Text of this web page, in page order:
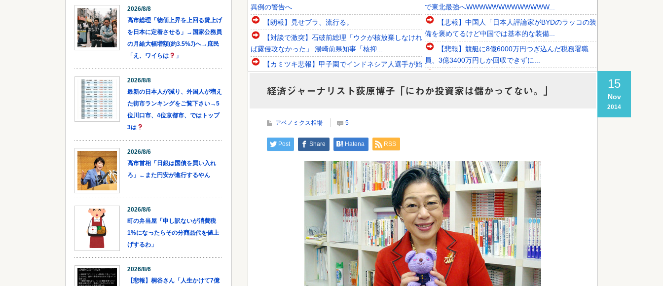
Powered by livedoor 相互RSS
異例の警告へ
【朗報】見せブラ、流行る。
【対談で激突】石破前総理「ウクが核放棄しなけれ
ば露侵攻なかった」 湯崎前県知事「核抑...
【カミツキ悲報】甲子園でインドネシア人選手が始
【画像】森高千里（18）「私がオバさんになった
Powered by livedoor 相互RSS
で東北最強へWWWWWWWWWWWWW...
【悲報】中国人「日本人評論家がBYDのラッコの装
備を褒めてるけど中国では基本的な装備...
【悲報】競艇に8億6000万円つぎ込んだ税務署職
員、3億3400万円しか回収できずに...
に定着させる」→国家公務員月給3.51...
Powered by livedoor 相互RSS
15
Nov
2014
経済ジャーナリスト荻原博子「にわか投資家は儲かってない。」
アベノミクス相場 5
Post Share Hatena RSS
2026/8/8
高市総理「物価上昇を上回る賃上げ
を日本に定着させる」→国家公務員
の月給大幅増額(約3.5%⤴)へ→庶民
「え、ワイらは
」
2026/8/8
最新の日本人が減り、外国人が増え
た街市ランキングをご覧下さい→5
位川口市、4位京都市、ではトップ
3は
2026/8/6
高市首相「日銀は国債を買い入れ
ろ」←また円安が進行するやん
2026/8/6
町の弁当屋「申し訳ないが消費税
1%になったらその分商品代を値上
げするわ」
2026/8/6
【悲報】桐谷さん「人生かけて7億